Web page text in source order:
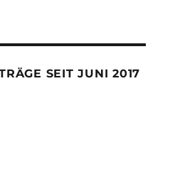
SEIT JUNI 2017